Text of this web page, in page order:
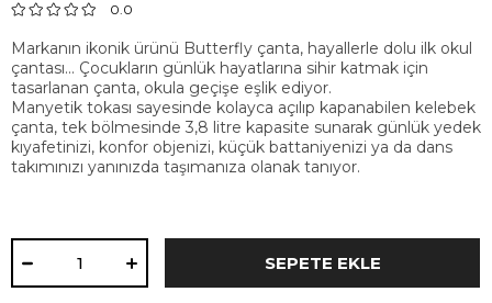
0.0
Markanın ikonik ürünü Butterfly çanta, hayallerle dolu ilk okul
çantası... Çocukların günlük hayatlarına sihir katmak için
tasarlanan çanta, okula geçişe eşlik ediyor.
Manyetik tokası sayesinde kolayca açılıp kapanabilen kelebek
çanta, tek bölmesinde 3,8 litre kapasite sunarak günlük yedek
kıyafetinizi, konfor objenizi, küçük battaniyenizi ya da dans
takımınızı yanınızda taşımanıza olanak tanıyor.